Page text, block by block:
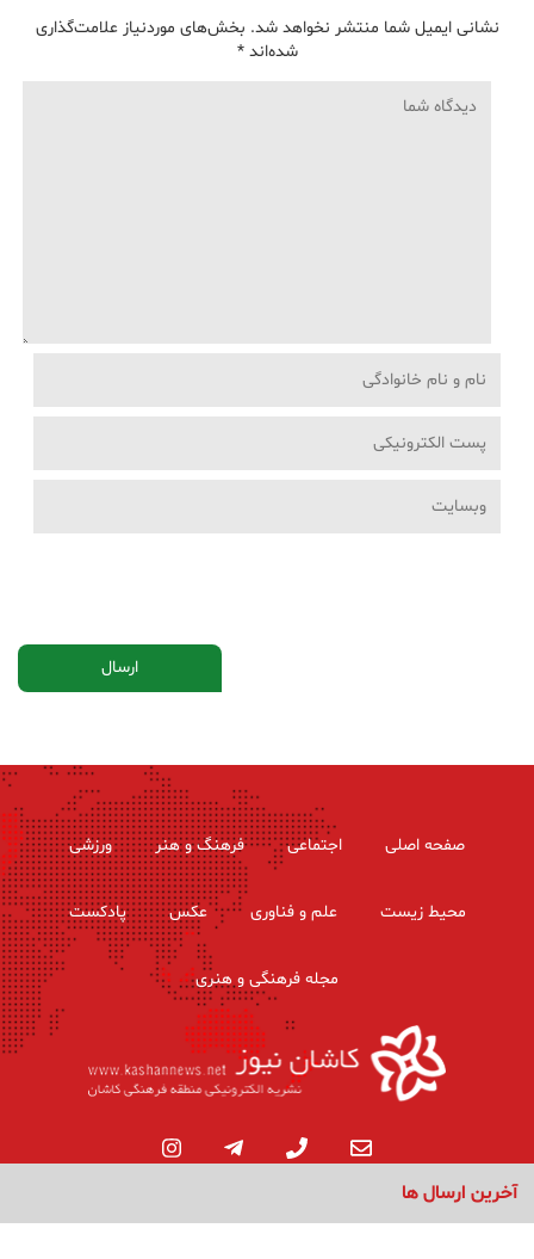
نشانی ایمیل شما منتشر نخواهد شد. بخش‌های موردنیاز علامت‌گذاری
شده‌اند*
آخرین ارسال ها
صفحه اصلی اجتماعی فرهنگ و هنر ورزشی
محیط زیست علم و فناوری عکس پادکست
مجله فرهنگی و هنری